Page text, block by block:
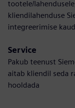
tootele/
kliendilahenduse
integreerimise
Service
Pakub teenust
aitab kliendil seda
hooldada